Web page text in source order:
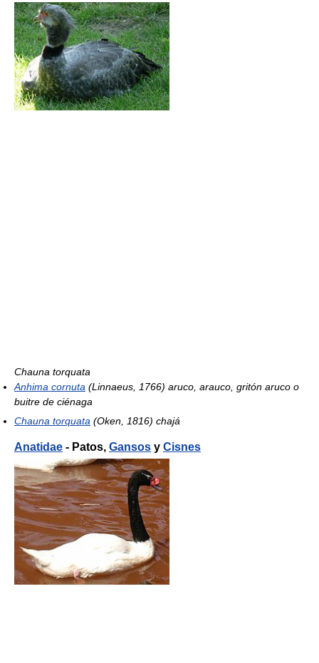
Chauna torquata
Anhima cornuta (Linnaeus, 1766) aruco, arauco, gritón aruco o
buitre de ciénaga
Chauna torquata (Oken, 1816) chajá
Anatidae - Patos, Gansos y Cisnes